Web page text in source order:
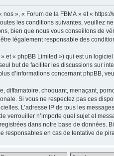
», « Forum de la FBMA » et «
les conditions suivantes, veuillez
bien que nous vous conseillons de
légalement responsable des
« phpBB Limited ») qui est un
but de faciliter les discussions sur
d’informations concernant phpBB,
diffamatoire, choquant, menaçant,
Si vous ne respectez pas ces
L’adresse IP de tous les
n’importe quel sujet et
dans notre base de données.
responsables en cas de tentative de